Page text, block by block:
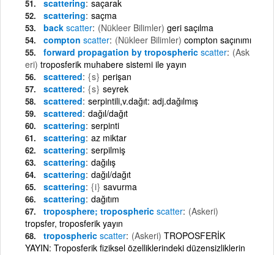
scattering saçarak
scattering saçma
back scatter (Nükleer Bilimler) geri saçılma
compton scatter (Nükleer Bilimler) compton saçınımı
forward propagation by tropospheric scatter (Ask
eri) troposferik muhabere sistemi ile yayın
scattered {s} perişan
scattered {s} seyrek
scattered serpintili,v.dağıt: adj.dağılmış
scattered dağıl/dağıt
scattering serpinti
scattering az miktar
scattering serpilmiş
scattering dağılış
scattering dağıl/dağıt
scattering {i} savurma
scattering dağıtım
troposphere; tropospheric scatter (Askeri)
tropsfer, troposferik yayın
tropospheric scatter (Askeri) TROPOSFERİK
YAYIN: Troposferik fiziksel özelliklerindeki düzensizliklerin